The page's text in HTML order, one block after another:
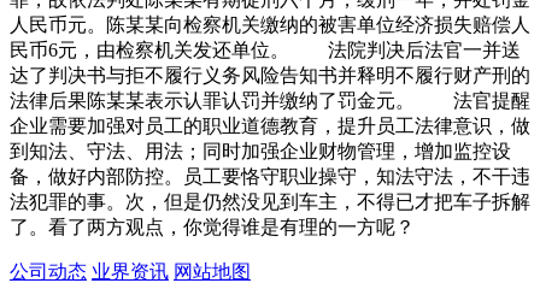
人民币元。陈某某向检察机关缴纳的被害单位经济损失赔偿人
民币6元，由检察机关发还单位。 法院判决后法官一并送
达了判决书与拒不履行义务风险告知书并释明不履行财产刑的
法律后果陈某某表示认罪认罚并缴纳了罚金元。 法官提醒
企业需要加强对员工的职业道德教育，提升员工法律意识，做
到知法、守法、用法；同时加强企业财物管理，增加监控设
备，做好内部防控。员工要恪守职业操守，知法守法，不干违
法犯罪的事。次，但是仍然没见到车主，不得已才把车子拆解
了。看了两方观点，你觉得谁是有理的一方呢？
公司动态 业界资讯 网站地图